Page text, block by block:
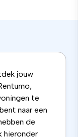
jouw
te
naar een
de
hieronder